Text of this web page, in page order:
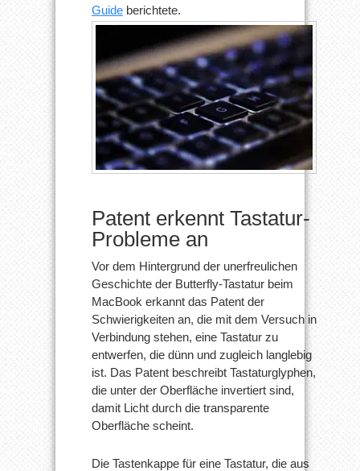
Guide berichtete.
Patent erkennt Tastatur-
Probleme an
Vor dem Hintergrund der unerfreulichen
Geschichte der Butterfly-Tastatur beim
MacBook erkannt das Patent der
Schwierigkeiten an, die mit dem Versuch in
Verbindung stehen, eine Tastatur zu
entwerfen, die dünn und zugleich langlebig
ist. Das Patent beschreibt Tastaturglyphen,
die unter der Oberfläche invertiert sind,
damit Licht durch die transparente
Oberfläche scheint.
Die Tastenkappe für eine Tastatur, die aus